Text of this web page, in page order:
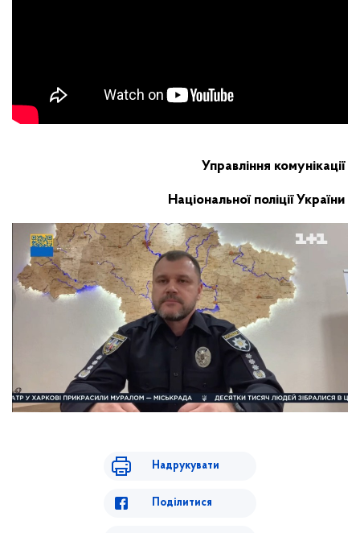
Управління комунікації
Національної поліції України
Надрукувати
Поділитися